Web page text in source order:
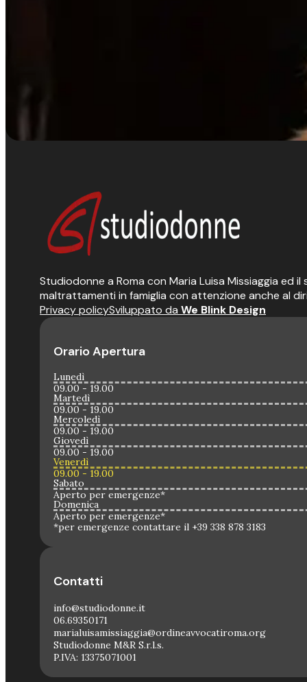
Studiodonne a Roma con Maria Luisa Missiaggia ed
maltrattamenti in famiglia con attenzione anche al
Privacy policySviluppato da We Blink Design
Orario Apertura
Lunedì
09.00 - 19.00
Martedì
09.00 - 19.00
Mercoledì
09.00 - 19.00
Giovedì
09.00 - 19.00
Venerdì
09.00 - 19.00
Sabato
Aperto per emergenze*
Domenica
Aperto per emergenze*
*per emergenze contattare il +39 338 878 3183
Contatti
info@studiodonne.it
06.69350171
marialuisamissiaggia@ordineavvocatiroma.org
Studiodonne M&R S.r.l.s.
P.IVA: 13375071001